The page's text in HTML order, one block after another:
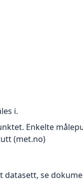
i.
Enkelte
(met.no)
datasett, se